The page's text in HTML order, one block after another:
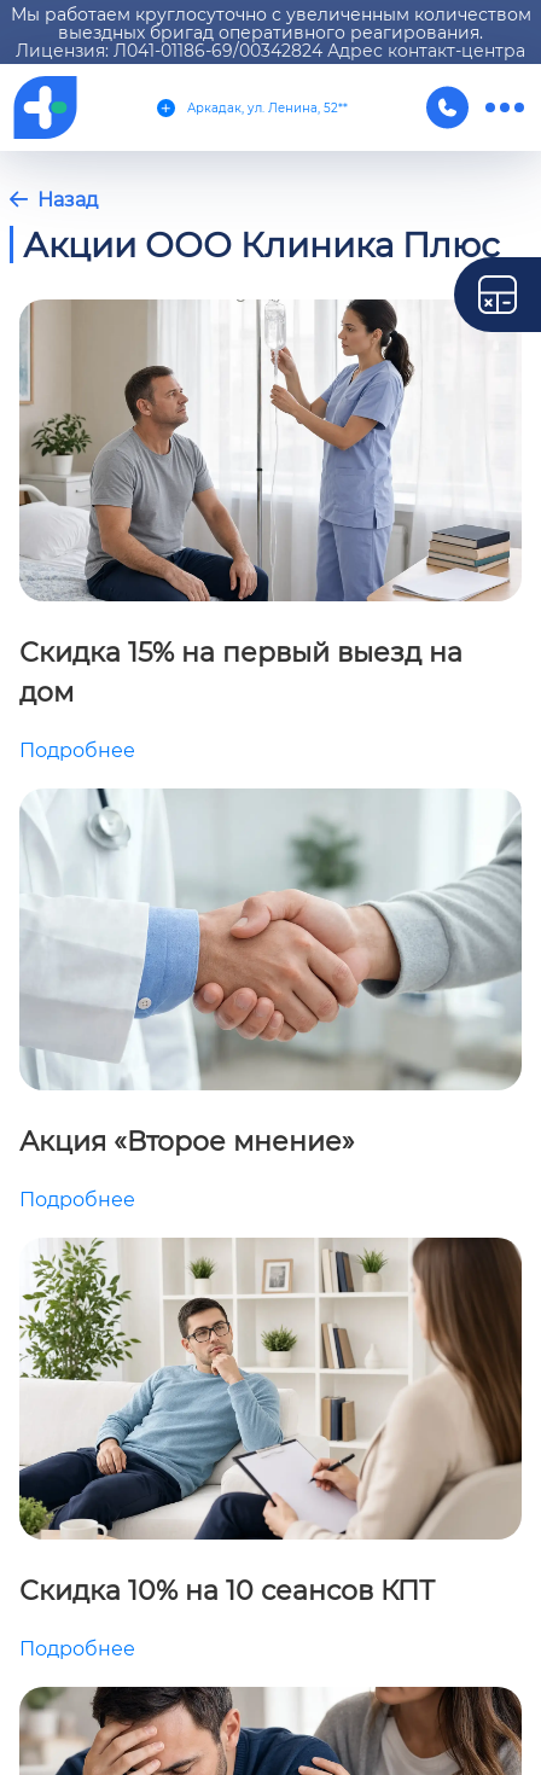
Мы работаем круглосуточно с увеличенным количеством
выездных бригад оперативного реагирования.
Лицензия: Л041-01186-69/00342824 Адрес контакт-центра
Аркадак, ул. Ленина, 52**
Назад
Акции ООО Клиника Плюс
Скидка 15% на первый выезд на
дом
Подробнее
Акция «Второе мнение»
Подробнее
Скидка 10% на 10 сеансов КПТ
Подробнее